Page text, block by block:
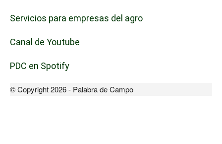
Servicios para empresas del agro
Canal de Youtube
PDC en Spotify
© Copyright 2026 - Palabra de Campo